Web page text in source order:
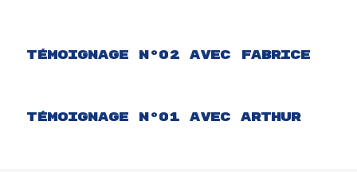
Témoignage N°02 avec Fabrice
Témoignage N°01 avec Arthur